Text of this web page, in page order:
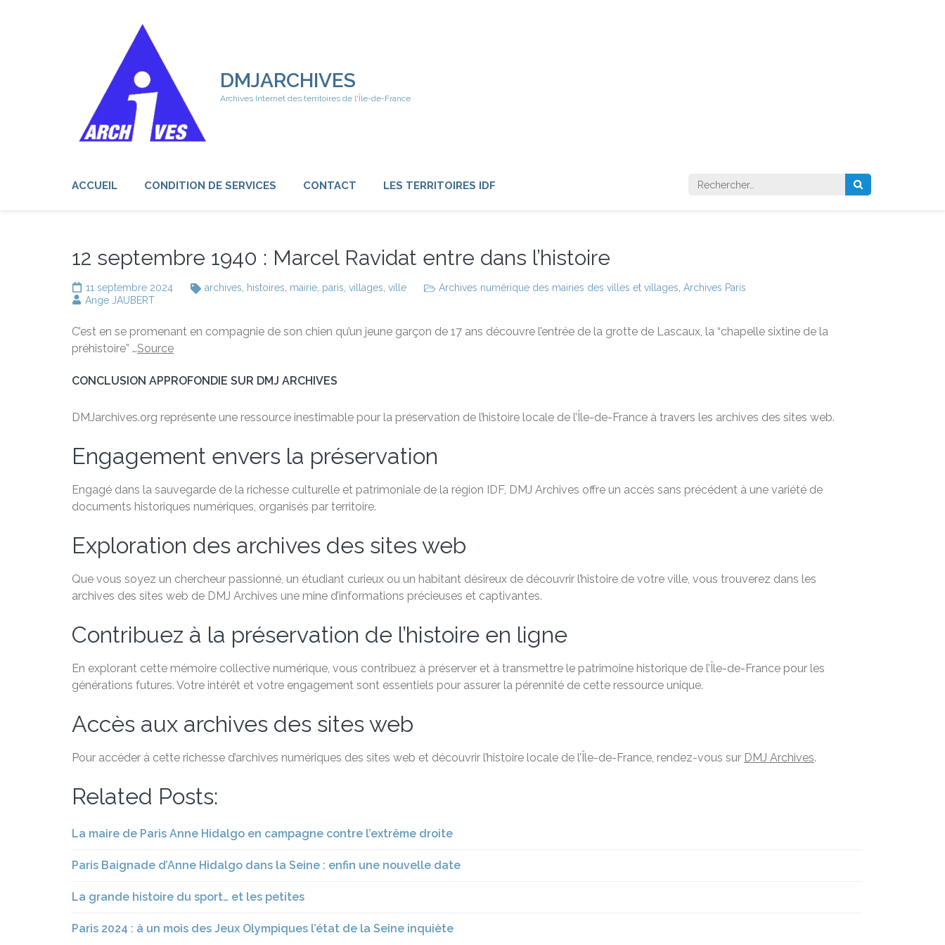
DMJARCHIVES
Archives Internet des territoires de l'Île-de-France
ACCUEIL CONDITION DE SERVICES CONTACT LES TERRITOIRES IDF Rechercher :
12 septembre 1940 : Marcel Ravidat entre dans l’histoire
11 septembre 2024 archives histoires mairie paris villages ville Archives numérique des mairies des villes et villages Archives Paris
Ange JAUBERT
C’est en se promenant en compagnie de son chien qu’un jeune garçon de 17 ans découvre l’entrée de la grotte de Lascaux, la “chapelle sixtine de la
préhistoire” …Source
CONCLUSION APPROFONDIE SUR DMJ ARCHIVES
DMJarchives.org représente une ressource inestimable pour la préservation de l’histoire locale de l’Île-de-France à travers les archives des sites web.
Engagement envers la préservation
Engagé dans la sauvegarde de la richesse culturelle et patrimoniale de la région IDF, DMJ Archives offre un accès sans précédent à une variété de
documents historiques numériques, organisés par territoire.
Exploration des archives des sites web
Que vous soyez un chercheur passionné, un étudiant curieux ou un habitant désireux de découvrir l’histoire de votre ville, vous trouverez dans les
archives des sites web de DMJ Archives une mine d’informations précieuses et captivantes.
Contribuez à la préservation de l’histoire en ligne
En explorant cette mémoire collective numérique, vous contribuez à préserver et à transmettre le patrimoine historique de l’Île-de-France pour les
générations futures. Votre intérêt et votre engagement sont essentiels pour assurer la pérennité de cette ressource unique.
Accès aux archives des sites web
Pour accéder à cette richesse d’archives numériques des sites web et découvrir l’histoire locale de l’Île-de-France, rendez-vous sur DMJ Archives.
Related Posts:
La maire de Paris Anne Hidalgo en campagne contre l’extrême droite
Paris Baignade d’Anne Hidalgo dans la Seine : enfin une nouvelle date
La grande histoire du sport… et les petites
Paris 2024 : à un mois des Jeux Olympiques l’état de la Seine inquiète